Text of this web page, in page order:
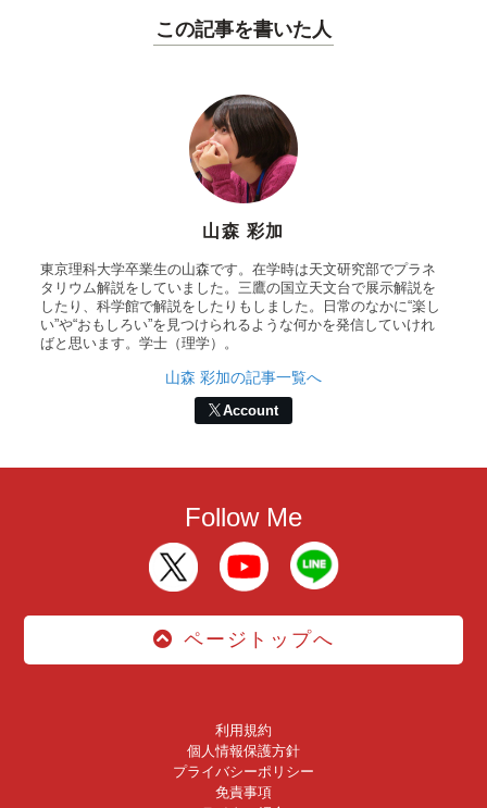
この記事を書いた人
山森 彩加
東京理科大学卒業生の山森です。在学時は天文研究部でプラネ
タリウム解説をしていました。三鷹の国立天文台で展示解説を
したり、科学館で解説をしたりもしました。日常のなかに“楽し
い”や“おもしろい”を見つけられるような何かを発信していけれ
ばと思います。学士（理学）。
山森 彩加の記事一覧へ
Account
Follow Me
ページトップへ
利用規約
個人情報保護方針
プライバシーポリシー
免責事項